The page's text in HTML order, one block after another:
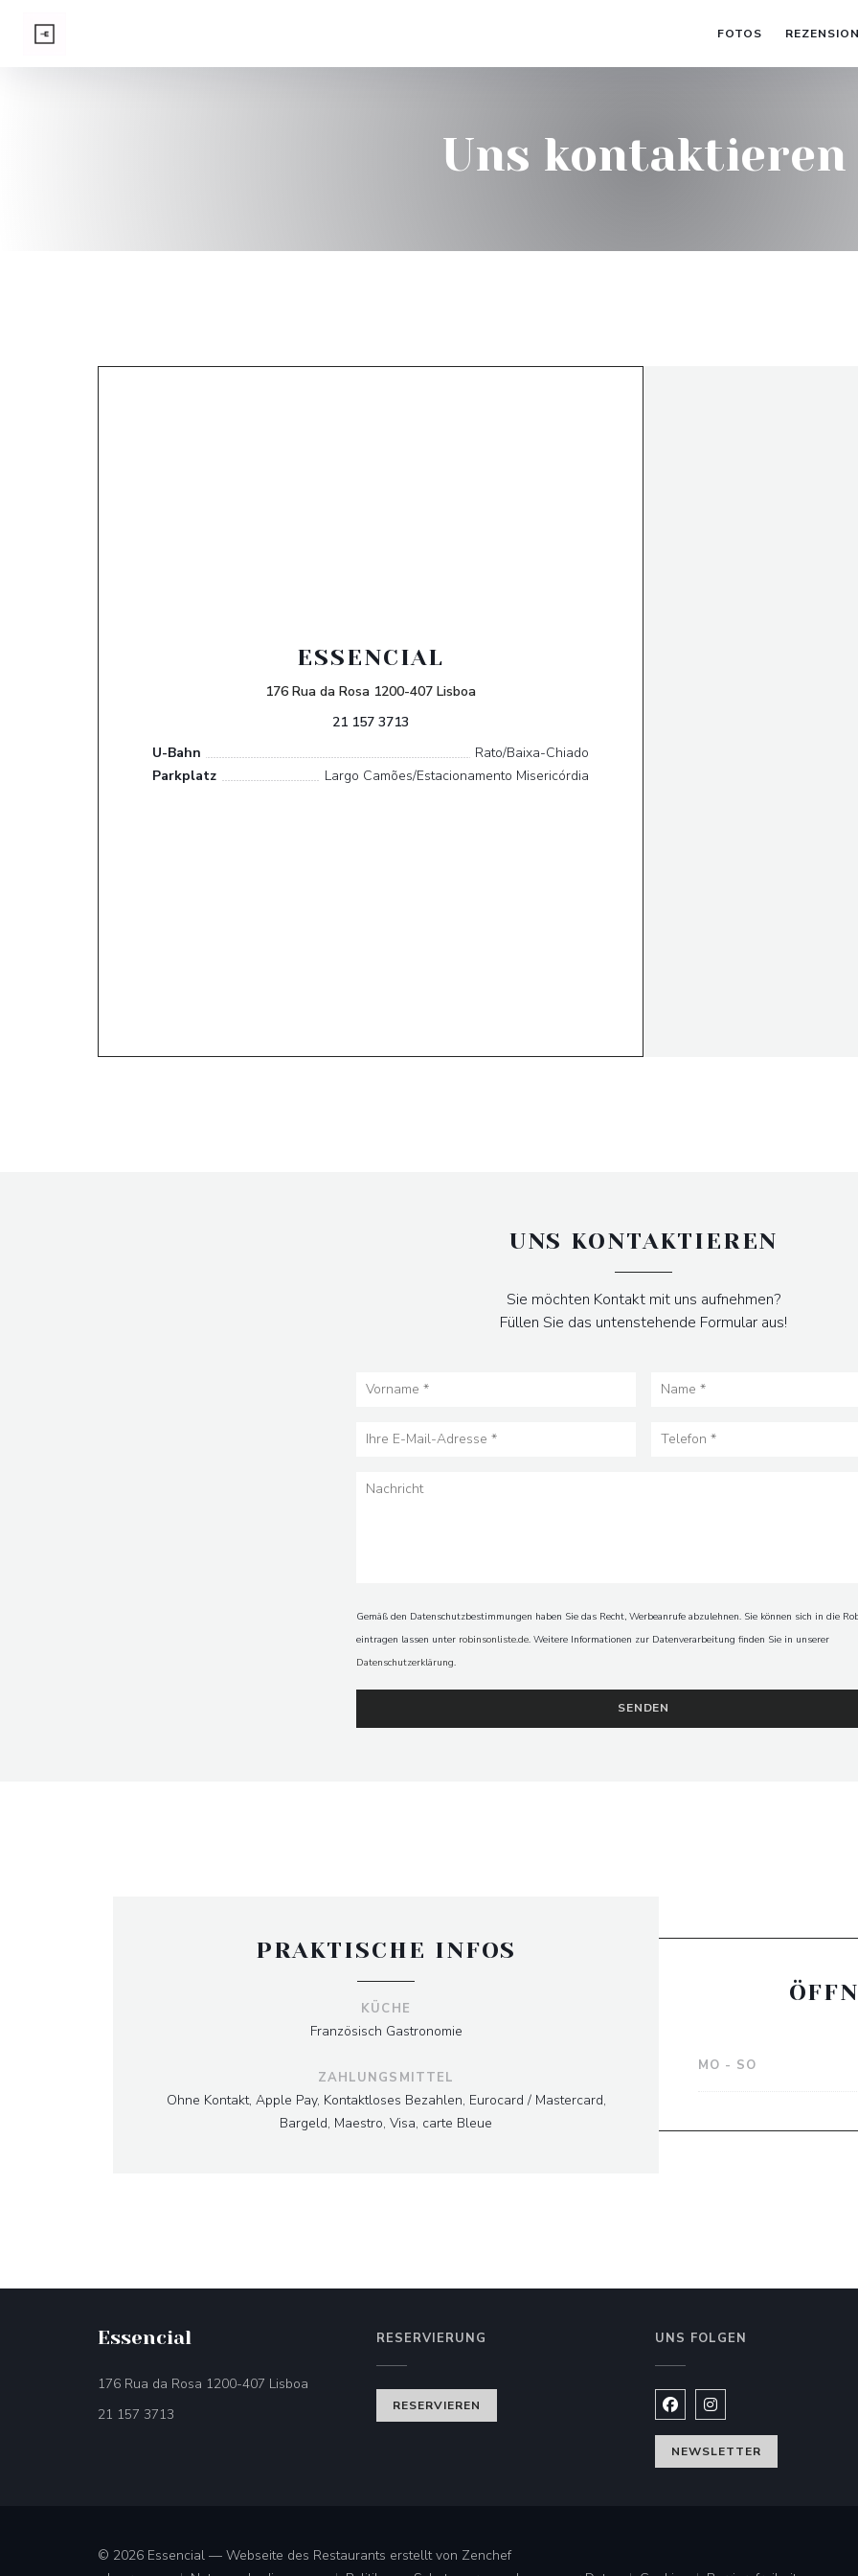
FOTOS
Uns kontaktieren
ESSENCIAL
176 Rua da Rosa 1200-407 Lisboa((öffnet ein neues Fenster))
21 157 3713
U-Bahn
Rato/Baixa-Chiado
Parkplatz
Largo Camões/Estacionamento Misericórdia
UNS KONTAKTIEREN
Sie möchten Kontakt mit uns aufnehmen?
Füllen Sie das untenstehende Formular aus!
Gemäß den Datenschutzbestimmungen haben Sie das Recht, Werbeanrufe abzulehnen. Sie können sich in die
eintragen lassen unter robinsonliste.de. Weitere Informationen zur Datenverarbeitung finden Sie in unserer
Datenschutzerklärung.
PRAKTISCHE INFOS
KÜCHE
Französisch Gastronomie
ZAHLUNGSMITTEL
Ohne Kontakt, Apple Pay, Kontaktloses Bezahlen, Eurocard / Mastercard,
Bargeld, Maestro, Visa, carte Bleue
MO - SO
Essencial
176 Rua da Rosa 1200-407 Lisboa
21 157 3713
RESERVIERUNG
RESERVIEREN
UNS FOLGEN
Facebook ((öffnet ein neues
Instagram ((öffnet ein
NEWSLETTER
© 2026 Essencial — Webseite des Restaurants erstellt von Zenchef((öffnet ein neues Fenster))